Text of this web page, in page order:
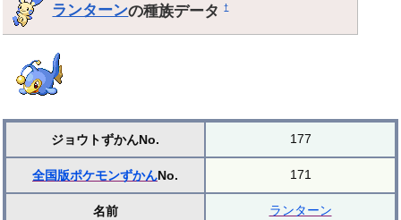
ランターンの種族データ†
ジョウトずかんNo. 177
全国版ポケモンずかんNo. 171
名前 ランターン